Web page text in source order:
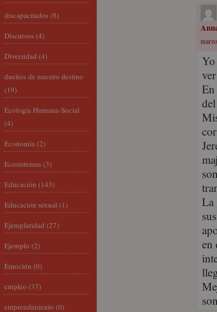
La
en
discapacitados (8)
Discursos (4)
Diversidad (4)
dueños de nuestro destino
(19)
Ecología Humana-Social
(4)
Economía (2)
Ecosistemas (3)
Educación (143)
Educación sexual (1)
Ejemplaridad (27)
Ejemplo (2)
Emoción (0)
empleo (37)
emprendimiento (0)